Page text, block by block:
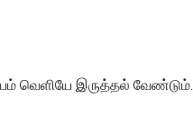
வெளியே இருத்தல் வேண்டும்.